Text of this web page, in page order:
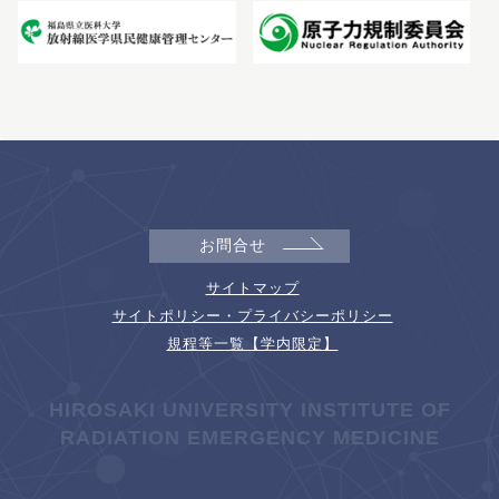
お問合せ
サイトマップ
サイトポリシー・プライバシーポリシー
規程等一覧【学内限定】
HIROSAKI UNIVERSITY INSTITUTE OF
RADIATION EMERGENCY MEDICINE